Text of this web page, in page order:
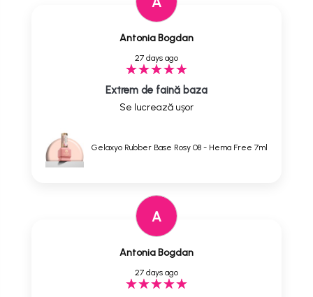
Antonia Bogdan
27 days ago
Extrem de faină baza
Se lucrează ușor
Gelaxyo Rubber Base Rosy 08 - Hema Free 7ml
A
Antonia Bogdan
27 days ago